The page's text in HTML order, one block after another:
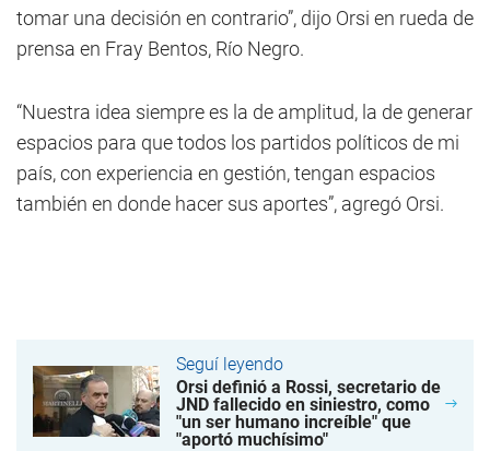
tomar una decisión en contrario”, dijo Orsi en rueda de
prensa en Fray Bentos, Río Negro.
“Nuestra idea siempre es la de amplitud, la de generar
espacios para que todos los partidos políticos de mi
país, con experiencia en gestión, tengan espacios
también en donde hacer sus aportes”, agregó Orsi.
Seguí leyendo
Orsi definió a Rossi, secretario de
JND fallecido en siniestro, como
"un ser humano increíble" que
"aportó muchísimo"